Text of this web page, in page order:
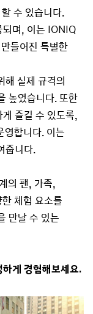
수 있습니다.
되며, 이는 IONIQ
들어진 특별한
해 실제 규격의
높였습니다. 또한
즐길 수 있도록,
합니다. 이는
줍니다.
의 팬, 가족,
체험 요소를
만날 수 있는
게 경험해보세요.